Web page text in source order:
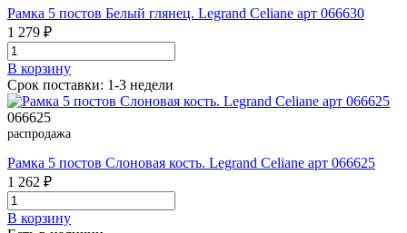
Рамка 5 постов Белый глянец. Legrand Celiane арт 066630
1 279 ₽
В корзинy
Срок поставки: 1-3 недели
066625
распродажа
Рамка 5 постов Слоновая кость. Legrand Celiane арт 066625
1 262 ₽
В корзинy